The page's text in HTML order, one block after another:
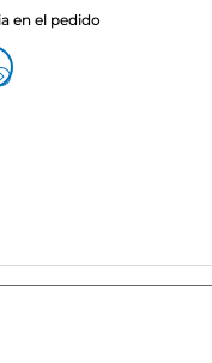
en el pedido